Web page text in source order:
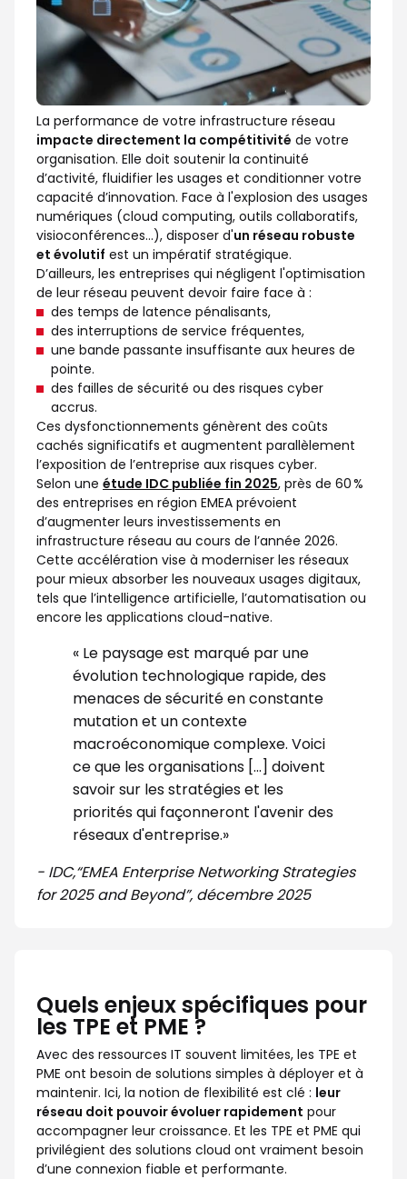
La performance de votre infrastructure réseau
impacte directement la compétitivité de votre
organisation. Elle doit soutenir la continuité
d’activité, fluidifier les usages et conditionner votre
capacité d’innovation. Face à l'explosion des usages
numériques (cloud computing, outils collaboratifs,
visioconférences…), disposer d'un réseau robuste
et évolutif est un impératif stratégique.
D’ailleurs, les entreprises qui négligent l'optimisation
de leur réseau peuvent devoir faire face à :
des temps de latence pénalisants,
des interruptions de service fréquentes,
une bande passante insuffisante aux heures de
pointe.
des failles de sécurité ou des risques cyber
accrus.
Ces dysfonctionnements génèrent des coûts
cachés significatifs et augmentent parallèlement
l’exposition de l’entreprise aux risques cyber.
Selon une étude IDC publiée fin 2025, près de 60 %
des entreprises en région EMEA prévoient
d’augmenter leurs investissements en
infrastructure réseau au cours de l’année 2026.
Cette accélération vise à moderniser les réseaux
pour mieux absorber les nouveaux usages digitaux,
tels que l’intelligence artificielle, l’automatisation ou
encore les applications cloud-native.
« Le paysage est marqué par une
évolution technologique rapide, des
menaces de sécurité en constante
mutation et un contexte
macroéconomique complexe. Voici
ce que les organisations [...] doivent
savoir sur les stratégies et les
priorités qui façonneront l'avenir des
réseaux d'entreprise.»
- IDC,“EMEA Enterprise Networking Strategies
for 2025 and Beyond”, décembre 2025
Quels enjeux spécifiques pour
les TPE et PME ?
Avec des ressources IT souvent limitées, les TPE et
PME ont besoin de solutions simples à déployer et à
maintenir. Ici, la notion de flexibilité est clé : leur
réseau doit pouvoir évoluer rapidement pour
accompagner leur croissance. Et les TPE et PME qui
privilégient des solutions cloud ont vraiment besoin
d’une connexion fiable et performante.